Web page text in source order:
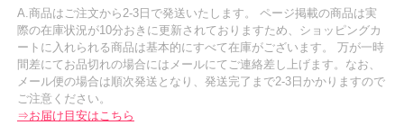
A.商品はご注文から2-3日で発送いたします。 ページ掲載の商品は実
際の在庫状況が10分おきに更新されておりますため、ショッピングカ
ートに入れられる商品は基本的にすべて在庫がございます。 万が一時
間差にてお品切れの場合にはメールにてご連絡差し上げます。なお、
メール便の場合は順次発送となり、発送完了まで2-3日かかりますので
ご注意ください。
⇒お届け目安はこちら